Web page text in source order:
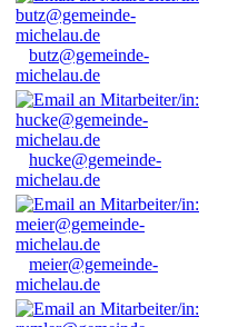
butz@gemeinde-
michelau.de
hucke@gemeinde-
michelau.de
meier@gemeinde-
michelau.de